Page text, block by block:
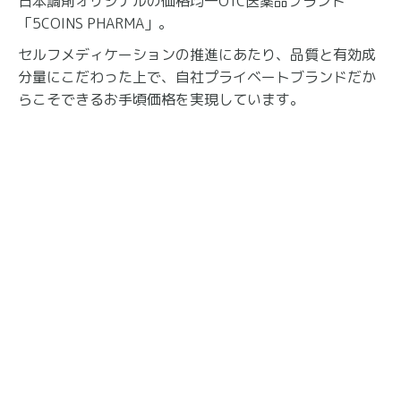
「5COINS PHARMA」。
セルフメディケーションの推進にあたり、品質と有効成
分量にこだわった上で、自社プライベートブランドだか
らこそできるお手頃価格を実現しています。